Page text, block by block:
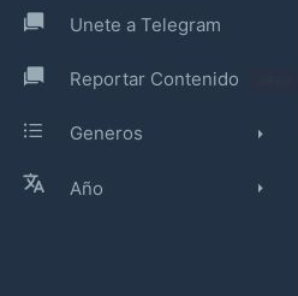
Unete a Telegram
Reportar Contenido
Generos
Año